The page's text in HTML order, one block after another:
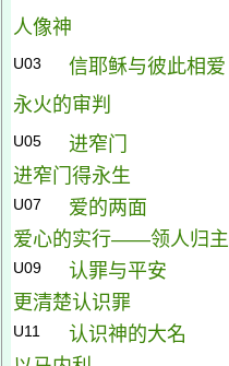
人像神
U03 信耶稣与彼此相爱
永火的审判
U05 进窄门
进窄门得永生
U07 爱的两面
爱心的实行——领人归主
U09 认罪与平安
更清楚认识罪
U11 认识神的大名